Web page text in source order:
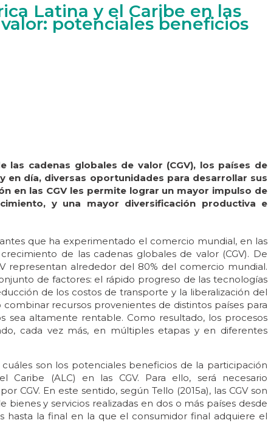
Latina y el Caribe en las
potenciales beneficios
las cadenas globales de valor (CGV), los países de
en día, diversas oportunidades para desarrollar sus
en las CGV les permite lograr un mayor impulso de
y una mayor diversificación productiva e
que ha experimentado el comercio mundial, en las
de las cadenas globales de valor (CGV). De
representan alrededor del 80% del comercio mundial.
de factores: el rápido progreso de las tecnologías
de los costos de transporte y la liberalización del
recursos provenientes de distintos países para
sea altamente rentable. Como resultado, los procesos
cada vez más, en múltiples etapas y en diferentes
son los potenciales beneficios de la participación
(ALC) en las CGV. Para ello, será necesario
CGV. En este sentido, según Tello (2015a), las CGV son
y servicios realizadas en dos o más países desde
hasta la final en la que el consumidor final adquiere el